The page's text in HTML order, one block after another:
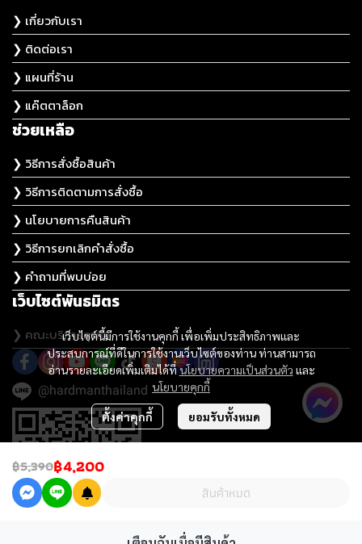
฿5,390฿4,200
สินค้าหมด
เว็บไซต์นี้มีการใช้งานคุกกี้ เพื่อเพิ่มประสิทธิภาพและ
ประสบการณ์ที่ดีในการใช้งานเว็บไซต์ของท่าน ท่านสามารถ
อ่านรายละเอียดเพิ่มเติมได้ที่นโยบายความเป็นส่วนตัว และ
นโยบายคุกกี้
ตั้งค่าคุกกี้ ยอมรับทั้งหมด
❯ เกี่ยวกับเรา
❯ ติดต่อเรา
❯ แผนที่ร้าน
❯ แค๊ตตาล็อก
ช่วยเหลือ
❯ วิธีการสั่งซื้อสินค้า
❯ วิธีการติดตามการสั่งซื้อ
❯ นโยบายการคืนสินค้า
❯ วิธีการยกเลิกคำสั่งซื้อ
❯ คำถามที่พบบ่อย
เว็บไซต์พันธมิตร
❯ คณะบริหารธุรกิจ
@hardmanthailand